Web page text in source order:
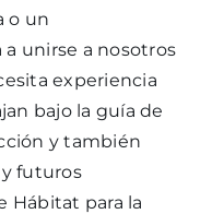
o un
unirse a nosotros
experiencia
bajo la guía de
y también
futuros
Hábitat para la